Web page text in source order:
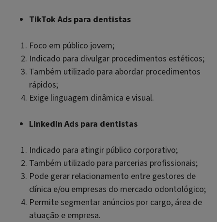
TikTok Ads para dentistas
Foco em público jovem;
Indicado para divulgar procedimentos estéticos;
Também utilizado para abordar procedimentos
rápidos;
Exige linguagem dinâmica e visual.
LinkedIn Ads para dentistas
Indicado para atingir público corporativo;
Também utilizado para parcerias profissionais;
Pode gerar relacionamento entre gestores de
clínica e/ou empresas do mercado odontológico;
Permite segmentar anúncios por cargo, área de
atuação e empresa.